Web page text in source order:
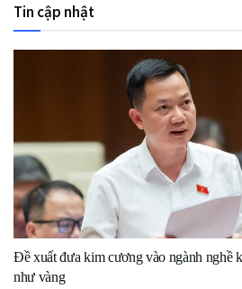
Tin cập nhật
Đề xuất đưa kim cương vào ngành nghề
như vàng